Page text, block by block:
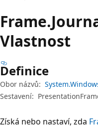
Frame.
Vlastnost
Definice
Obor názvů:
Sestavení:
Získá nebo nastaví, zda